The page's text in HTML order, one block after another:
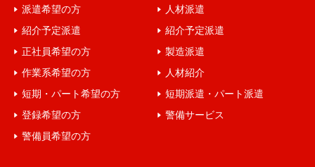
派遣希望の方
紹介予定派遣
正社員希望の方
作業系希望の方
短期・パート希望の方
登録希望の方
警備員希望の方
人材派遣
紹介予定派遣
製造派遣
人材紹介
短期派遣・パート派遣
警備サービス